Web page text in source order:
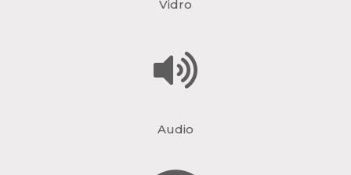
Vidro
Audio